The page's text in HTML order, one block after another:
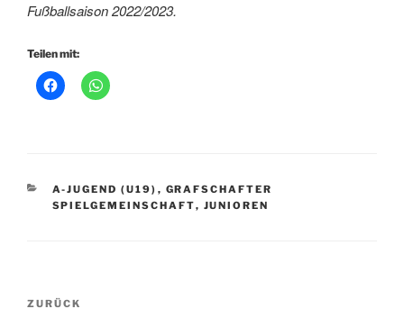
Fußballsaison 2022/2023.
Teilen mit:
KATEGORIEN
A-JUGEND (U19) , GRAFSCHAFTER
SPIELGEMEINSCHAFT, JUNIOREN
Beitragsnavigation
Vorheriger
ZURÜCK